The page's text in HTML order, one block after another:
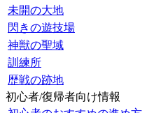
未開の大地
閃きの遊技場
神獣の聖域
訓練所
歴戦の跡地
初心者/復帰者向け情報